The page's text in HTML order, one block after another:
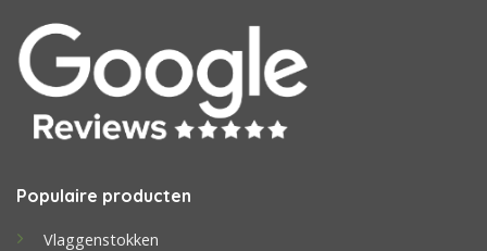
Populaire producten
Vlaggenstokken